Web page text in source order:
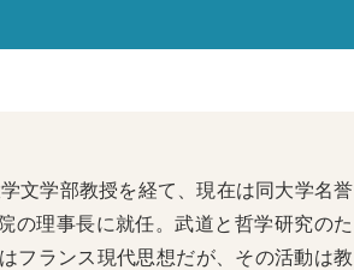
文学部教授を経て、現在は同大学名誉
の理事長に就任。武道と哲学研究のた
フランス現代思想だが、その活動は教